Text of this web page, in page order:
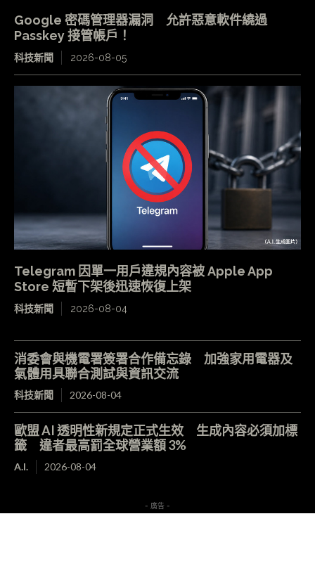
Google 密碼管理器漏洞 允許惡意軟件繞過
Passkey 接管帳戶！
科技新聞 2026-08-05
Telegram 因單一用戶違規內容被 Apple App
Store 短暫下架後迅速恢復上架
科技新聞 2026-08-04
消委會與機電署簽署合作備忘錄 加強家用電器及
氣體用具聯合測試與資訊交流
科技新聞 2026-08-04
歐盟 AI 透明性新規定正式生效 生成內容必須加標
籤 違者最高罰全球營業額 3%
A.I. 2026-08-04
- 廣告 -